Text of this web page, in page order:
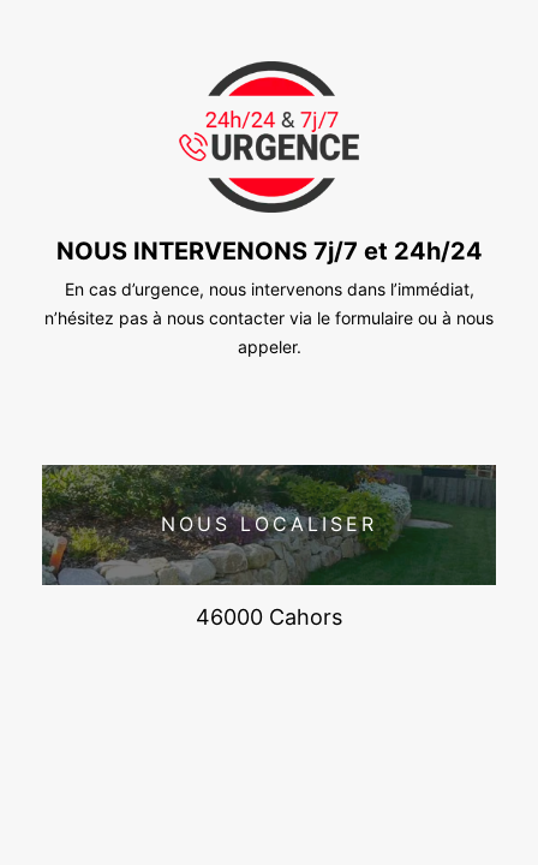
NOUS INTERVENONS 7j/7 et 24h/24
En cas d’urgence, nous intervenons dans l’immédiat,
n’hésitez pas à nous contacter via le formulaire ou à nous
appeler.
NOUS LOCALISER
46000 Cahors